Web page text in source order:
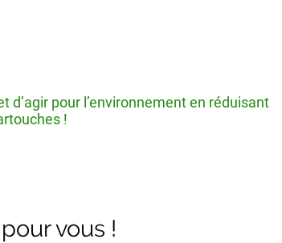
pour l’environnement en réduisant
!
vous !